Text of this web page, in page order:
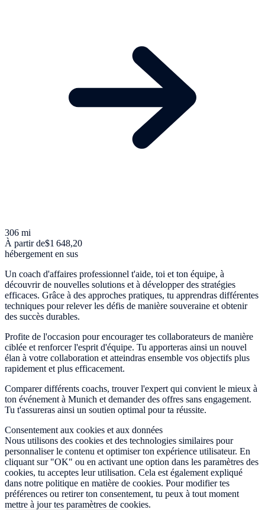
306 mi
À partir de$1 648,20
hébergement en sus
Un coach d'affaires professionnel t'aide, toi et ton équipe, à
découvrir de nouvelles solutions et à développer des stratégies
efficaces. Grâce à des approches pratiques, tu apprendras différentes
techniques pour relever les défis de manière souveraine et obtenir
des succès durables.
Profite de l'occasion pour encourager tes collaborateurs de manière
ciblée et renforcer l'esprit d'équipe. Tu apporteras ainsi un nouvel
élan à votre collaboration et atteindras ensemble vos objectifs plus
rapidement et plus efficacement.
Comparer différents coachs, trouver l'expert qui convient le mieux à
ton événement à Munich et demander des offres sans engagement.
Tu t'assureras ainsi un soutien optimal pour ta réussite.
Consentement aux cookies et aux données
Nous utilisons des cookies et des technologies similaires pour
personnaliser le contenu et optimiser ton expérience utilisateur. En
cliquant sur "OK" ou en activant une option dans les paramètres des
cookies, tu acceptes leur utilisation. Cela est également expliqué
dans notre politique en matière de cookies. Pour modifier tes
préférences ou retirer ton consentement, tu peux à tout moment
mettre à jour tes paramètres de cookies.